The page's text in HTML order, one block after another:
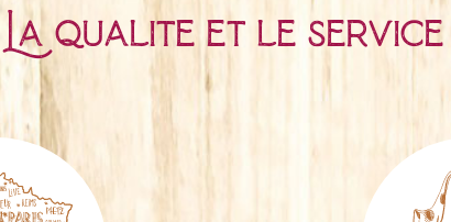
La qualité et le service